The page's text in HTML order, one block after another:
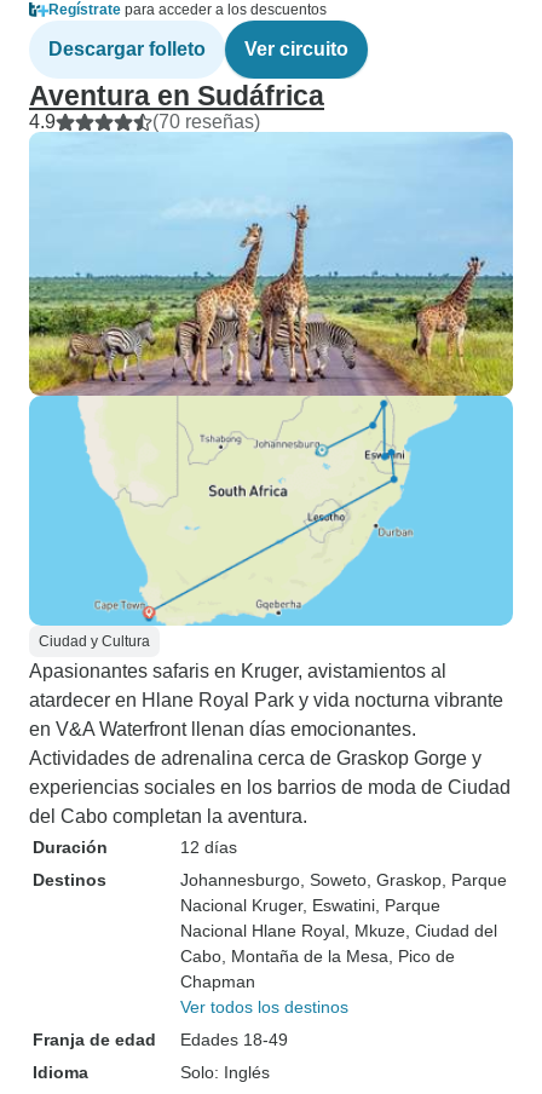
Regístrate para acceder a los descuentos
Descargar folleto Ver circuito
Aventura en Sudáfrica
4.9 (70 reseñas)
Ciudad y Cultura
Apasionantes safaris en Kruger, avistamientos al
atardecer en Hlane Royal Park y vida nocturna vibrante
en V&A Waterfront llenan días emocionantes.
Actividades de adrenalina cerca de Graskop Gorge y
experiencias sociales en los barrios de moda de Ciudad
del Cabo completan la aventura.
Duración
12 días
Destinos
Johannesburgo , Soweto , Graskop , Parque
Nacional Kruger, Eswatini , Parque
Nacional Hlane Royal , Mkuze , Ciudad del
Cabo , Montaña de la Mesa , Pico de
Chapman
Ver todos los destinos
Franja de edad
Edades 18-49
Idioma
Solo: Inglés